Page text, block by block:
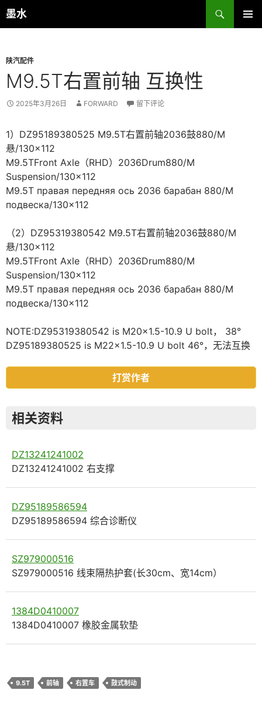
跳
至
墨水
搜
索
陕汽配件
M9.5T右置前轴 互换性
2025年3月26日 FORWARD 留下评论
1）DZ95189380525 M9.5T右置前轴2036鼓880/M
悬/130×112
M9.5TFront Axle（RHD）2036Drum880/M
Suspension/130×112
M9.5T правая передняя ось 2036 барабан 880/M
подвеска/130×112
（2）DZ95319380542 M9.5T右置前轴2036鼓880/M
悬/130×112
M9.5TFront Axle（RHD）2036Drum880/M
Suspension/130×112
M9.5T правая передняя ось 2036 барабан 880/M
подвеска/130×112
NOTE:DZ95319380542 is M20×1.5-10.9 U bolt， 38°
DZ95189380525 is M22×1.5-10.9 U bolt 46°，无法互换
打赏作者
相关资料
DZ13241241002
DZ13241241002 右支撑
DZ95189586594
DZ95189586594 综合诊断仪
SZ979000516
SZ979000516 线束隔热护套(长30cm、宽14cm）
1384D0410007
1384D0410007 橡胶金属软垫
9.5T 前轴 右置车 鼓式制动